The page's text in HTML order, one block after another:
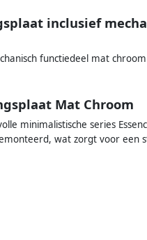
inclusief
functiedeel mat
Mat Chroom
minimalistische series
wat zorgt voor een